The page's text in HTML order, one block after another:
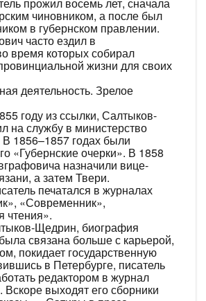
чиновником, а после был
в губернском правлении.
часто ездил в
время которых собирал
жизни для своих
деятельность. Зрелое
году из ссылки, Салтыков-
на службу в министерство
В 1856–1857 годах были
«Губернские очерки». В 1858
назначили вице-
а затем Твери.
печатался в журналах
«Современник»,
чтения».
Щедрин, биография
связана больше с карьерой,
покидает государственную
в Петербурге, писатель
редактором в журнал
выходят его сборники